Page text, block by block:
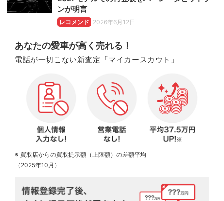
ンが明言
レコメンド 2026年6月12日
あなたの愛車が高く売れる！
電話が一切こない新査定「マイカースカウト」
※ 買取店からの買取提示額（上限額）の差額平均
（2025年10月）